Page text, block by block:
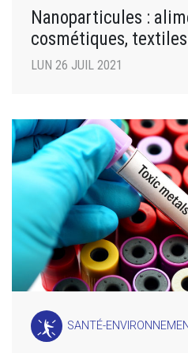
Nanoparticules :
cosmétiques,
LUN 26 JUIL 2021
SANTÉ-